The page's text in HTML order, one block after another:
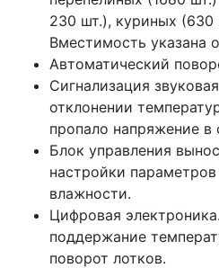
230 шт.), куриных (630
Вместимость указана
Автоматический
Сигнализация
отклонении
пропало напряжение в
Блок управления
настройки
влажности.
Цифровая
поддержание
поворот лотков.